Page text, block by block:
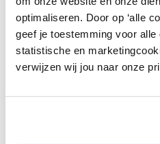
optimaliseren. Door op ‘alle
geef je toestemming voor
statistische en
verwijzen wij jou naar onze